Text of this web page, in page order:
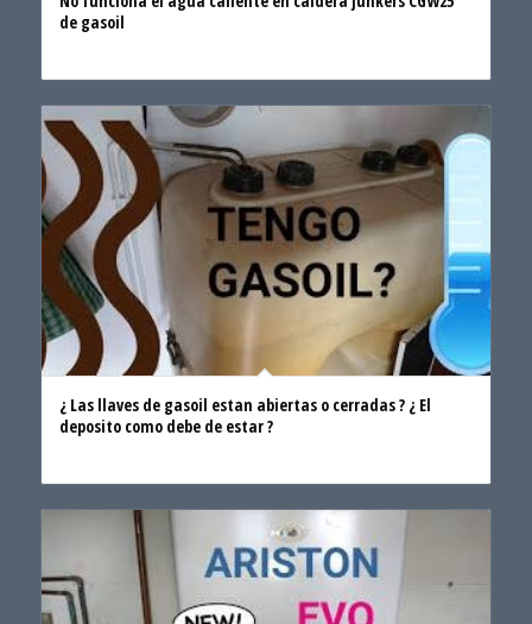
de gasoil
¿ Las llaves de gasoil estan abiertas o cerradas ? ¿ El
deposito como debe de estar ?